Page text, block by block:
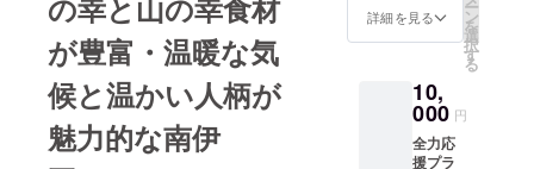
の幸と山の幸食材
が豊富・温暖な気
候と温かい人柄が
魅力的な南伊
ニュー
伊勢海
老のパ
ご家庭
で手軽
に楽し
めるオ
リジナ
詳細を見る ー
ン
を
選
択
す
る
10,
000 円
全力応
援プラ